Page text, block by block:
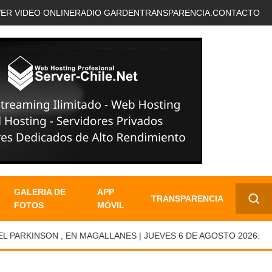
VIDEO ONLINERADIO GARDENTRANSPARENCIA. CONTACTO
GALERIA DE
FOTOS
APP
MÓVIL
TRANSPARENCIA
✕
, EN MAGALLANES | JUEVES 6 DE AGOSTO 2026.